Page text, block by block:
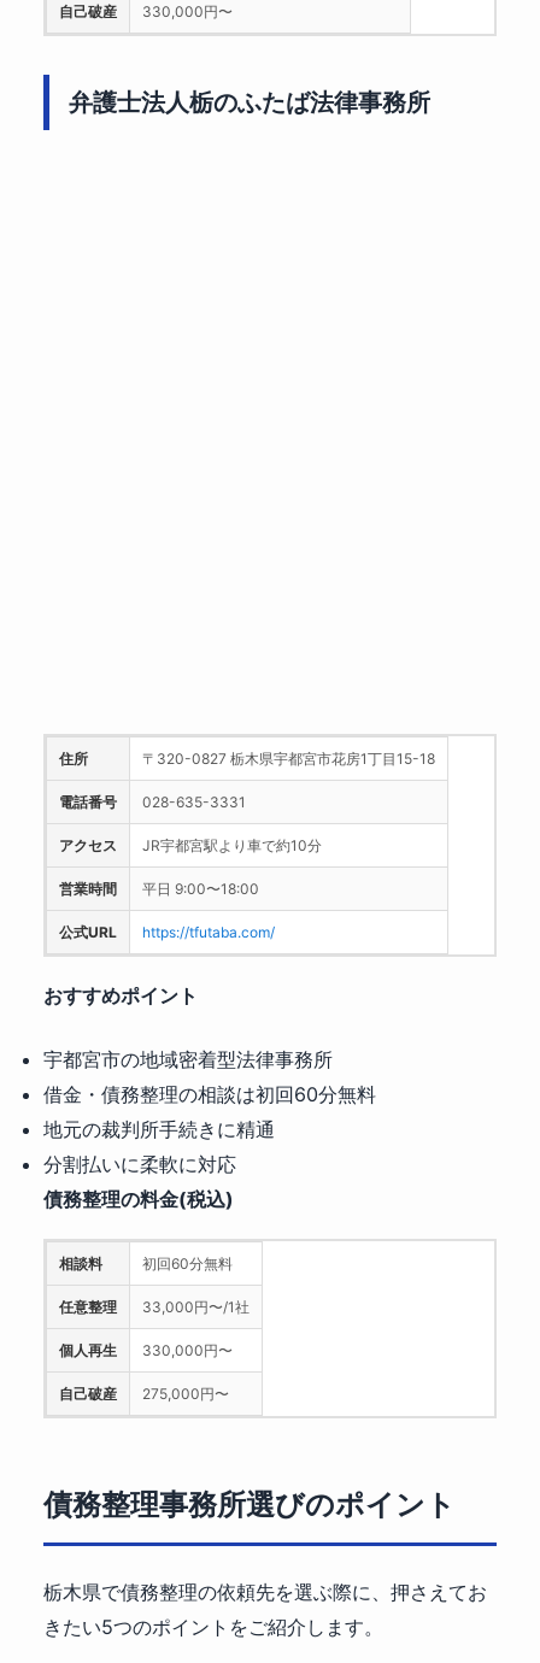
自己破産 330,000円〜
弁護士法人栃のふたば法律事務所
住所 〒320-0827 栃木県宇都宮市花房1丁目15-18
電話番号 028-635-3331
アクセス JR宇都宮駅より車で約10分
営業時間 平日 9:00〜18:00
公式URL https://tfutaba.com/
おすすめポイント
宇都宮市の地域密着型法律事務所
借金・債務整理の相談は初回60分無料
地元の裁判所手続きに精通
分割払いに柔軟に対応
債務整理の料金(税込)
相談料 初回60分無料
任意整理 33,000円〜/1社
個人再生 330,000円〜
自己破産 275,000円〜
債務整理事務所選びのポイント
栃木県で債務整理の依頼先を選ぶ際に、押さえてお
きたい5つのポイントをご紹介します。